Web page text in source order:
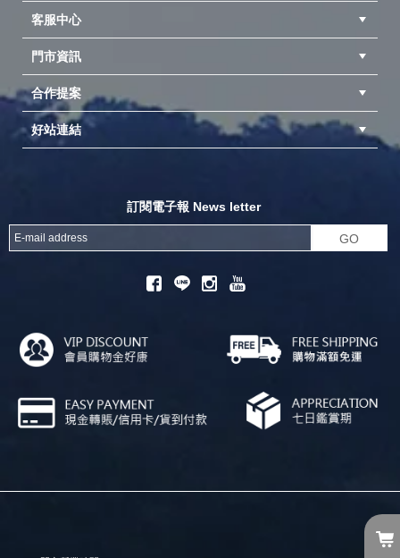
客服中心
門市資訊
合作提案
異業合作
專案採購
成為供應商
好站連結
訂閱電子報 News letter
GO